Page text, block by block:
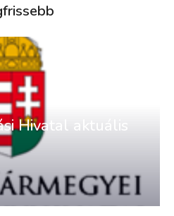
Hivatal aktuális